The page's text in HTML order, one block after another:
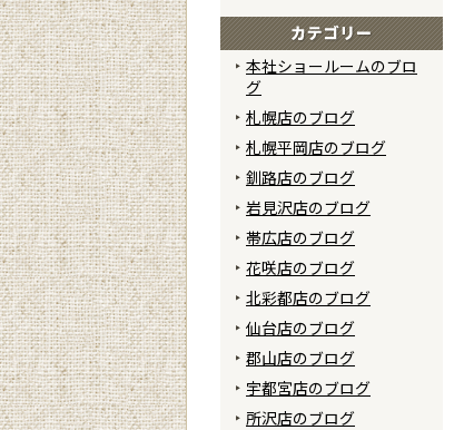
本社ショールームのブロ
グ
札幌店のブログ
札幌平岡店のブログ
釧路店のブログ
岩見沢店のブログ
帯広店のブログ
花咲店のブログ
北彩都店のブログ
仙台店のブログ
郡山店のブログ
宇都宮店のブログ
所沢店のブログ